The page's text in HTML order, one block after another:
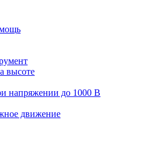
высоте
напряжении до 1000 В
движение